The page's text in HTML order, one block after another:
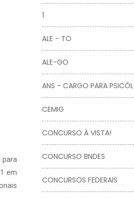
em
1
ALE - TO
ALE-GO
ANS - CARGO PARA
CEMIG
CONCURSO À VISTA!
CONCURSO BNDES
CONCURSOS FEDERAIS